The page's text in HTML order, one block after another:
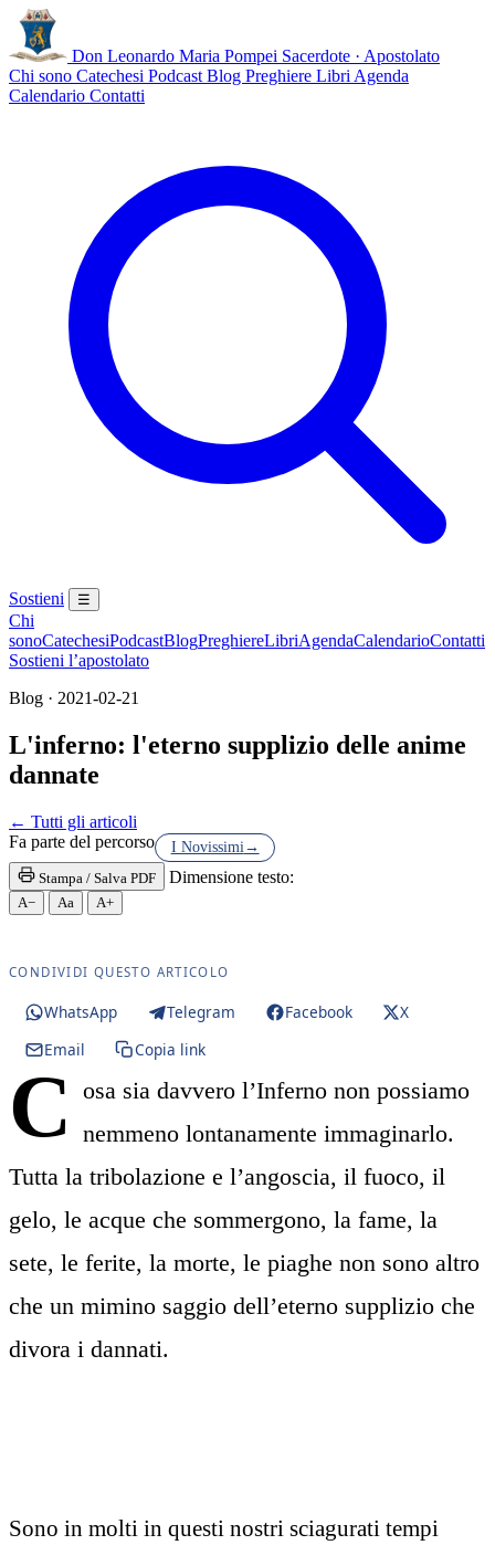
Don Leonardo Maria Pompei Sacerdote · Apostolato
Chi sono Catechesi Podcast Blog Preghiere Libri Agenda
Calendario Contatti
Sostieni ☰
Chi
sonoCatechesiPodcastBlogPreghiereLibriAgendaCalendarioContatti
Sostieni l’apostolato
Blog · 2021-02-21
L'inferno: l'eterno supplizio delle anime
dannate
← Tutti gli articoli
Fa parte del percorso
I Novissimi →
Stampa / Salva PDF
Dimensione testo:
A− Aa A+
CONDIVIDI QUESTO ARTICOLO
WhatsApp Telegram Facebook
X
Email
Copia link
C
osa sia davvero l’Inferno non possiamo
nemmeno lontanamente immaginarlo.
Tutta la tribolazione e l’angoscia, il fuoco, il
gelo, le acque che sommergono, la fame, la
sete, le ferite, la morte, le piaghe non sono altro
che un mimino saggio dell’eterno supplizio che
divora i dannati.
Sono in molti in questi nostri sciagurati tempi